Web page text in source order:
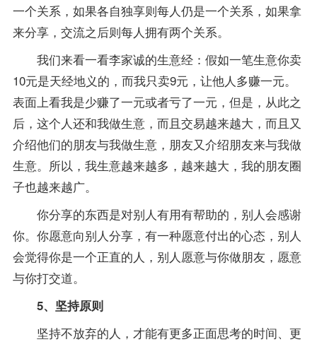
一个关系，如果各自独享则每人仍是一个关系，如果拿
来分享，交流之后则每人拥有两个关系。
我们来看一看李家诚的生意经：假如一笔生意你卖
10元是天经地义的，而我只卖9元，让他人多赚一元。
表面上看我是少赚了一元或者亏了一元，但是，从此之
后，这个人还和我做生意，而且交易越来越大，而且又
介绍他们的朋友与我做生意，朋友又介绍朋友来与我做
生意。所以，我生意越来越多，越来越大，我的朋友圈
子也越来越广。
你分享的东西是对别人有用有帮助的，别人会感谢
你。你愿意向别人分享，有一种愿意付出的心态，别人
会觉得你是一个正直的人，别人愿意与你做朋友，愿意
与你打交道。
5、坚持原则
坚持不放弃的人，才能有更多正面思考的时间、更